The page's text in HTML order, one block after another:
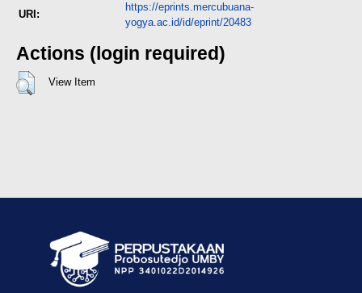
URI:
https://eprints.mercubuana-
yogya.ac.id/id/eprint/20483
Actions (login required)
View Item